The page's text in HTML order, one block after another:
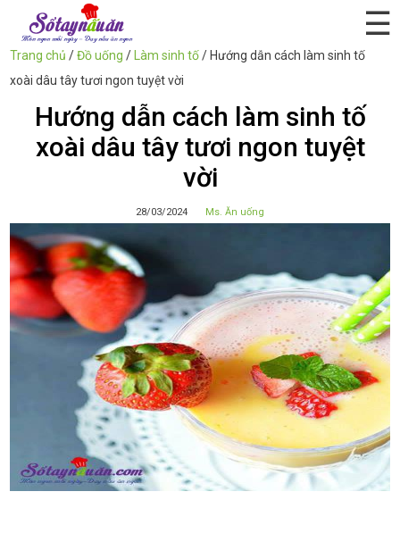
☰
Trang chủ /Đồ uống / Làm sinh tố/ Hướng dẫn cách làm sinh tố
xoài dâu tây tươi ngon tuyệt vời
Hướng dẫn cách làm sinh tố
xoài dâu tây tươi ngon tuyệt
vời
28/03/2024 Ms. Ăn uống